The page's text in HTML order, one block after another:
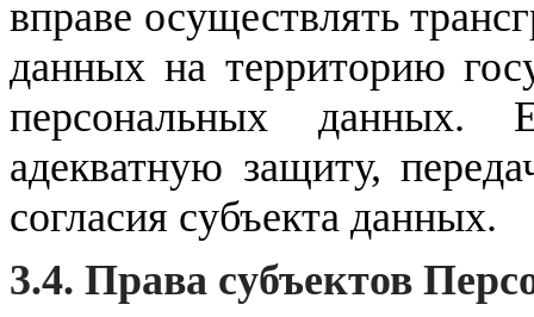
вправе осуществлять
данных на территорию
персональных данных.
адекватную защиту,
согласия субъекта данных.
3.4. Права субъектов